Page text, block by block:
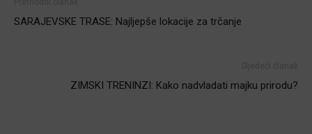
SARAJEVSKE TRASE: Najljepše lokacije za trčanje
ZIMSKI TRENINZI: Kako nadvladati majku prirodu?